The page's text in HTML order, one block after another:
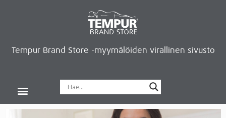
Tempur Brand Store -myymälöiden virallinen sivusto